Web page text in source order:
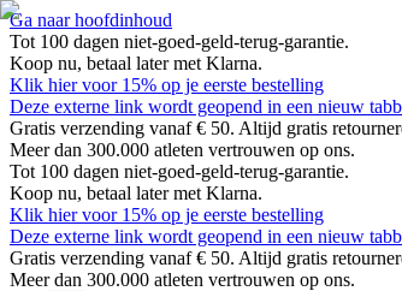
Ga naar hoofdinhoud
Tot 100 dagen niet-goed-geld-terug-garantie.
Koop nu, betaal later met Klarna.
Klik hier voor 15% op je eerste bestelling
Deze externe link wordt geopend in een nieuw
Gratis verzending vanaf € 50. Altijd gratis
Meer dan 300.000 atleten vertrouwen op ons.
Tot 100 dagen niet-goed-geld-terug-garantie.
Koop nu, betaal later met Klarna.
Klik hier voor 15% op je eerste bestelling
Deze externe link wordt geopend in een nieuw
Gratis verzending vanaf € 50. Altijd gratis
Meer dan 300.000 atleten vertrouwen op ons.